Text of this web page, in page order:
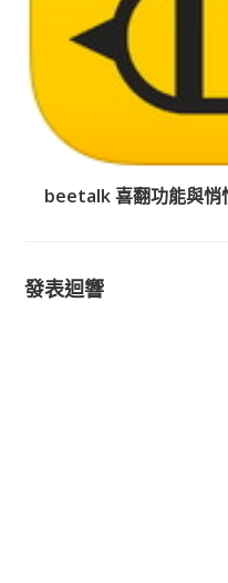
beetalk 喜翻功能與悄
發表迴響